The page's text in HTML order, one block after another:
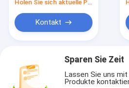
Holen Sie sich aktuelle Preis
Kontakt
Sparen Sie Zeit
Lassen Sie uns
Produkte